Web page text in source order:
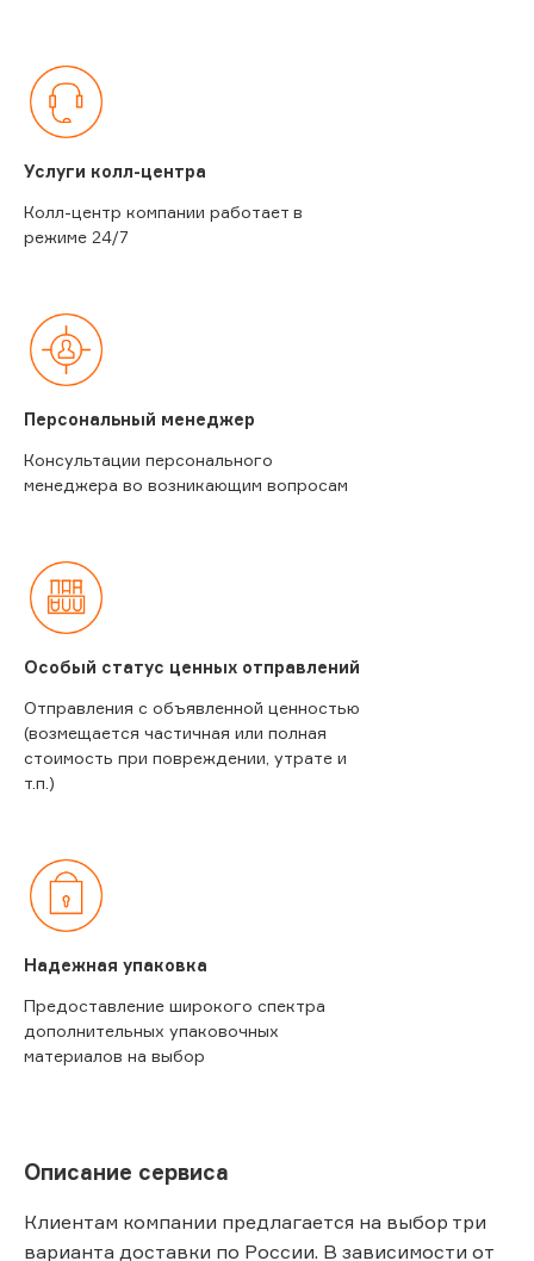
Услуги колл-центра
Колл-центр компании работает в
режиме 24/7
Персональный менеджер
Консультации персонального
менеджера во возникающим вопросам
Особый статус ценных отправлений
Отправления с объявленной ценностью
(возмещается частичная или полная
стоимость при повреждении, утрате и
т.п.)
Надежная упаковка
Предоставление широкого спектра
дополнительных упаковочных
материалов на выбор
Описание сервиса
Клиентам компании предлагается на выбор три
варианта доставки по России. В зависимости от